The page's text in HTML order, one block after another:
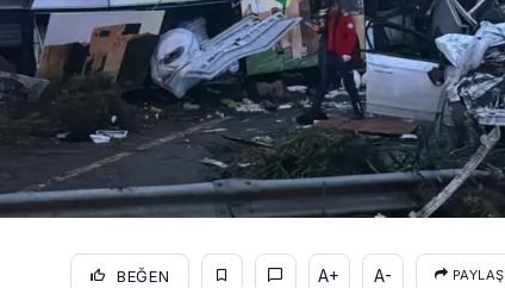
BEĞEN A+ A- PAYLAŞ